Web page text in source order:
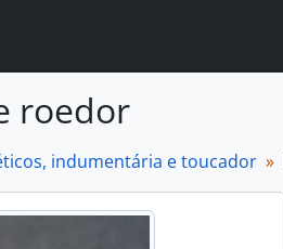
roedor
indumentária e toucador